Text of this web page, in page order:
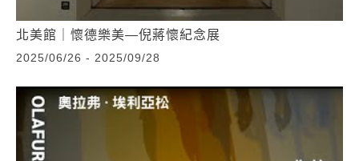
北美館｜懷德樂美—倪蔣懷紀念展
2025/06/26 - 2025/09/28